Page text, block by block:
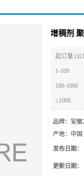
增稠剂
起订量 (公
1-100
100-1000
≥1000
品牌： 安徽
产地： 中国
发布日期：
更新日期：